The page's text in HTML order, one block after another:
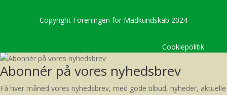
Copyright Foreningen for Madkundskab 2024
Cookiepolitik
Abonnér på vores nyhedsbrev
Få hver måned vores nyhedsbrev, med gode tilbud, nyheder, aktuelle